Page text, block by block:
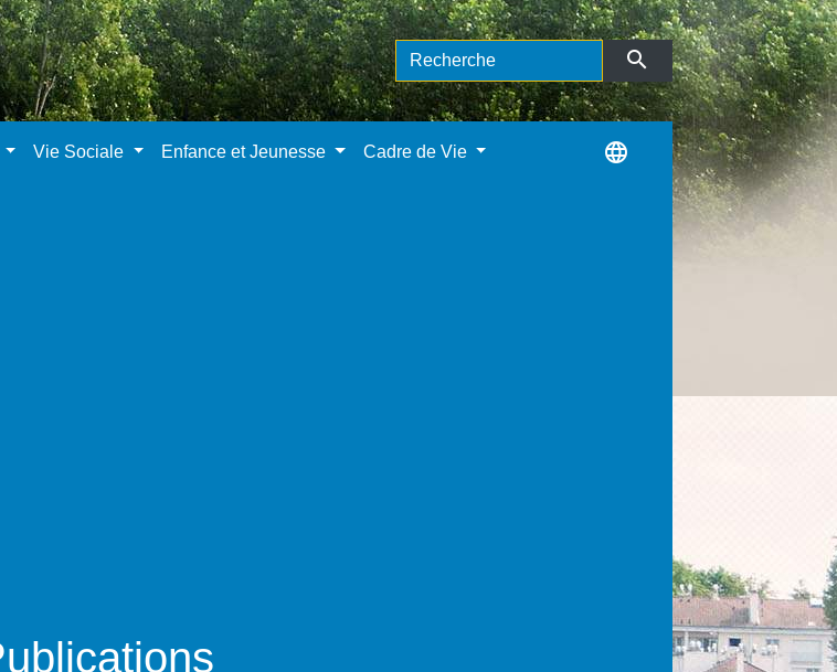
search
Vie Sociale Enfance et Jeunesse Cadre de Vie language